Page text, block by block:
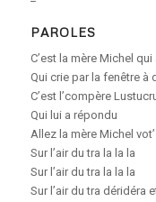
PAROLES
C’est la mère Michel
Qui crie par la fenêtre à
C’est l’compère
Qui lui a répondu
Allez la mère Michel
Sur l’air du tra la la la
Sur l’air du tra la la la
Sur l’air du tra déridéra